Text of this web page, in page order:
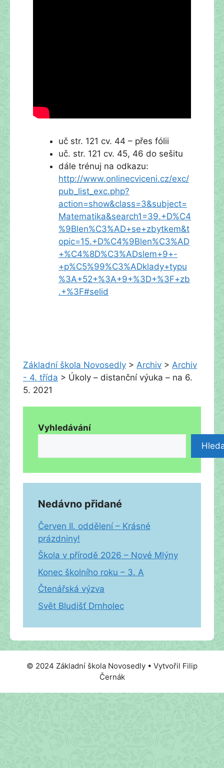
uč str. 121 cv. 44 – přes fólii
uč. str. 121 cv. 45, 46 do sešitu
dále trénuj na odkazu:
http://www.onlinecviceni.cz/exc/
pub_list_exc.php?
action=show&class=3&subject=
Matematika&search1=39.+D%C4
%9Blen%C3%AD+se+zbytkem&t
opic=15.+D%C4%9Blen%C3%AD
+%C4%8D%C3%ADslem+9+-
+p%C5%99%C3%ADklady+typu
%3A+52+%3A+9+%3D+%3F+zb
.+%3F#selid
Základní škola Novosedly > Archiv > Archiv
- 4. třída > Úkoly – distanční výuka – na 6.
5. 2021
Vyhledávání
Nedávno přidané
Červen II. oddělení – Krásné
prázdniny!
Škola v přírodě 2026 – Nové Mlýny
Konec školního roku – 3. A
Čtenářská výzva
Svět Bludišť Drnholec
© 2024 Základní škola Novosedly • Vytvořil Filip
Černák